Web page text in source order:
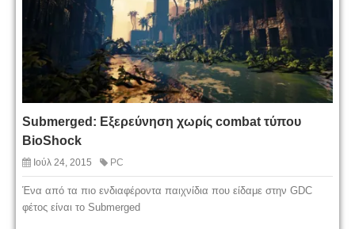
Submerged: Εξερεύνηση χωρίς combat τύπου
BioShock
Ιούλ 24, 2015 PC
Ένα από τα πιο ενδιαφέροντα παιχνίδια που είδαμε στην GDC
φέτος είναι το Submerged